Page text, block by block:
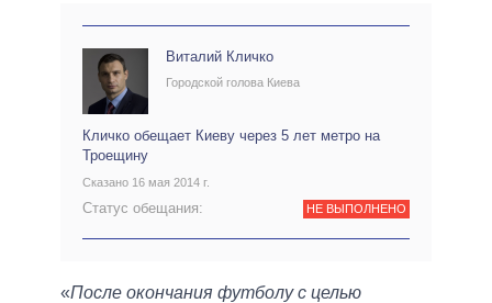
Виталий Кличко
Городской голова Киева
Кличко обещает Киеву через 5 лет метро на
Троещину
Сказано 16 мая 2014 г.
Статус обещания: НЕ ВЫПОЛНЕНО
«После окончания футболу с целью